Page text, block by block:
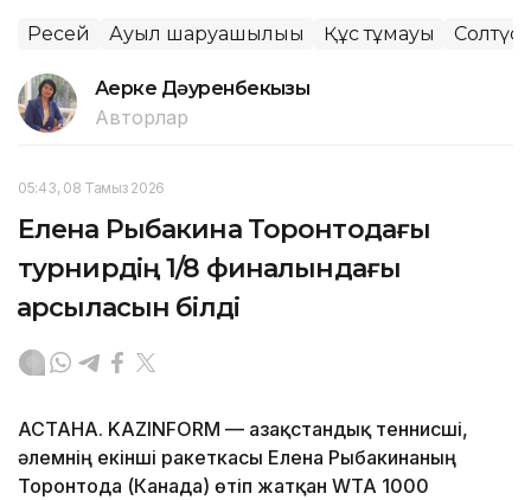
Ресей Ауыл шаруашылығы Құс тұмауы
Ақерке Дәуренбекқызы
Авторлар
05:43, 08 Тамыз 2026
Елена Рыбакина Торонтодағы
турнирдің 1/8 финалындағы
қарсыласын білді
АСТАНА. KAZINFORM — Қазақстандық теннисші,
әлемнің екінші ракеткасы Елена Рыбакинаның
Торонтода (Канада) өтіп жатқан WTA 1000